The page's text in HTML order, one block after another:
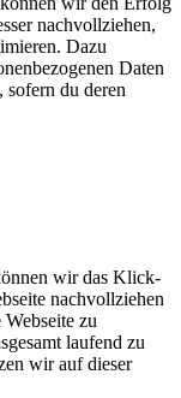
nachvollziehen,
Dazu
Daten
sofern du deren
wir das Klick-
nachvollziehen
zu
laufend zu
wir auf dieser